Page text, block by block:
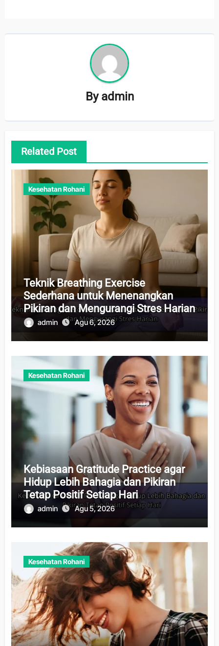
By admin
Related Post
Kesehatan Rohani
Teknik Breathing Exercise
Sederhana untuk Menenangkan
Pikiran dan Mengurangi Stres Harian
admin Agu 6, 2026
Kesehatan Rohani
Kebiasaan Gratitude Practice agar
Hidup Lebih Bahagia dan Pikiran
Tetap Positif Setiap Hari
admin Agu 5, 2026
Kesehatan Rohani